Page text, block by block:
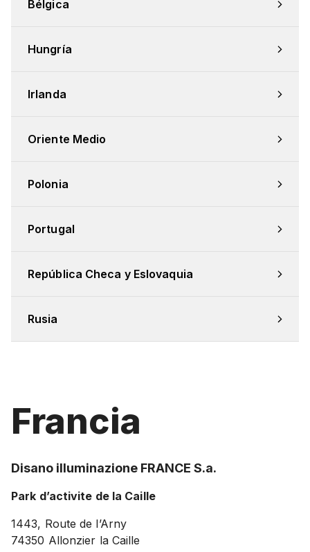
Bélgica
Hungría
Irlanda
Oriente Medio
Polonia
Portugal
República Checa y Eslovaquia
Rusia
Francia
Disano illuminazione FRANCE S.a.
Park d’activite de la Caille
1443, Route de l’Arny
74350 Allonzier la Caille